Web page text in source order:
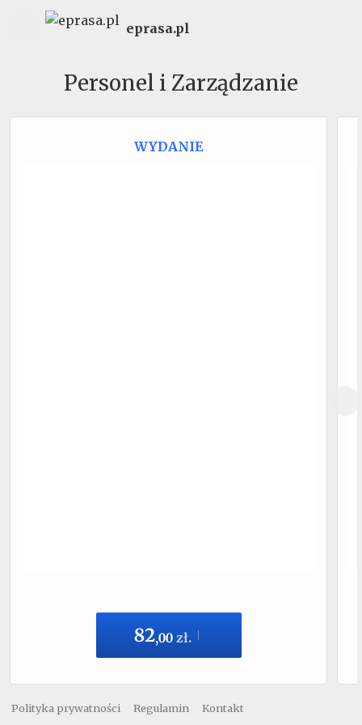
eprasa.pl
Personel i Zarządzanie
WYDANIE
82,00 zł.
Polityka prywatności Regulamin Kontakt